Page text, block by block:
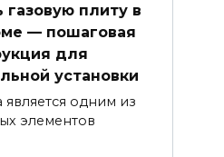
плиту в
— пошаговая
для
установки
является одним из
элементов